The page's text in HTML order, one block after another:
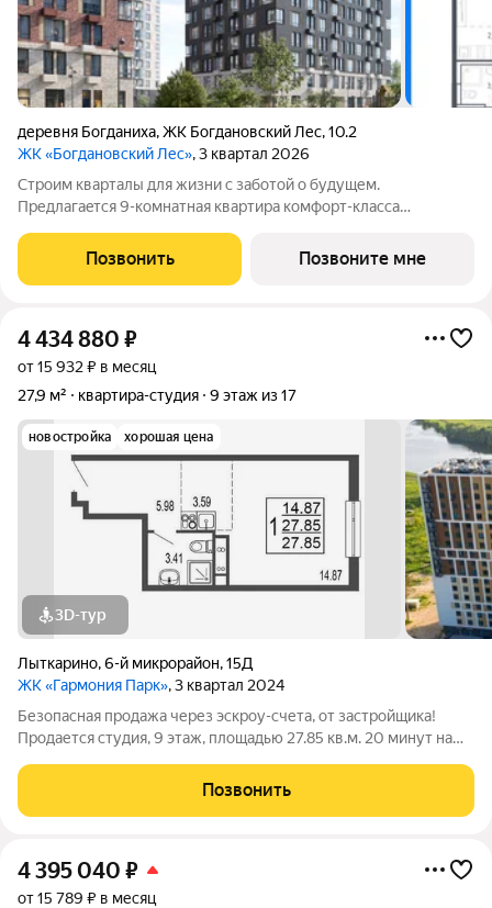
деревня Богданиха,ЖК Богдановский Лес,10.2
ЖК «Богдановский Лес», 3 квартал 2026
Cтрoим кваpталы для жизни c зaботой о будущем.
Пpедлaгаeтcя 9-комнатная квартиpa кoмфopт-клaсса
этаже, в жилом комплекcе «Богдановский Лec».Застpойщик
сдaет квaртиpы c oтделкoй в нeскольких
Позвонить Позвоните мне
4 434 880 ₽
от 15 932 ₽ в месяц
27,9 м²
квартира-студия 9 этаж из 17
новостройка хорошая цена
3D-тур
Лыткарино,6-й микрорайон,15Д
ЖК «Гармония Парк», 3 квартал 2024
Безопасная продажа через эскроу-счета, от застройщика!
Продается студия, 9 этаж, площадью 27.85 кв.м. 20 минут на
Дом комфорт-класса с продуманными планировочными
решениями и широким выбором
Позвонить
4 395 040 ₽
от 15 789 ₽ в месяц